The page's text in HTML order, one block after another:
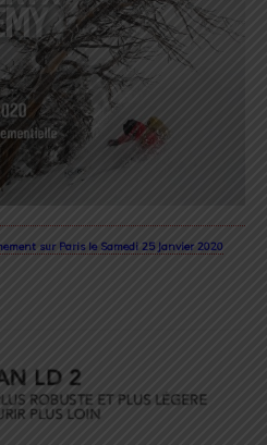
sur Paris le Samedi 25 Janvier 2020